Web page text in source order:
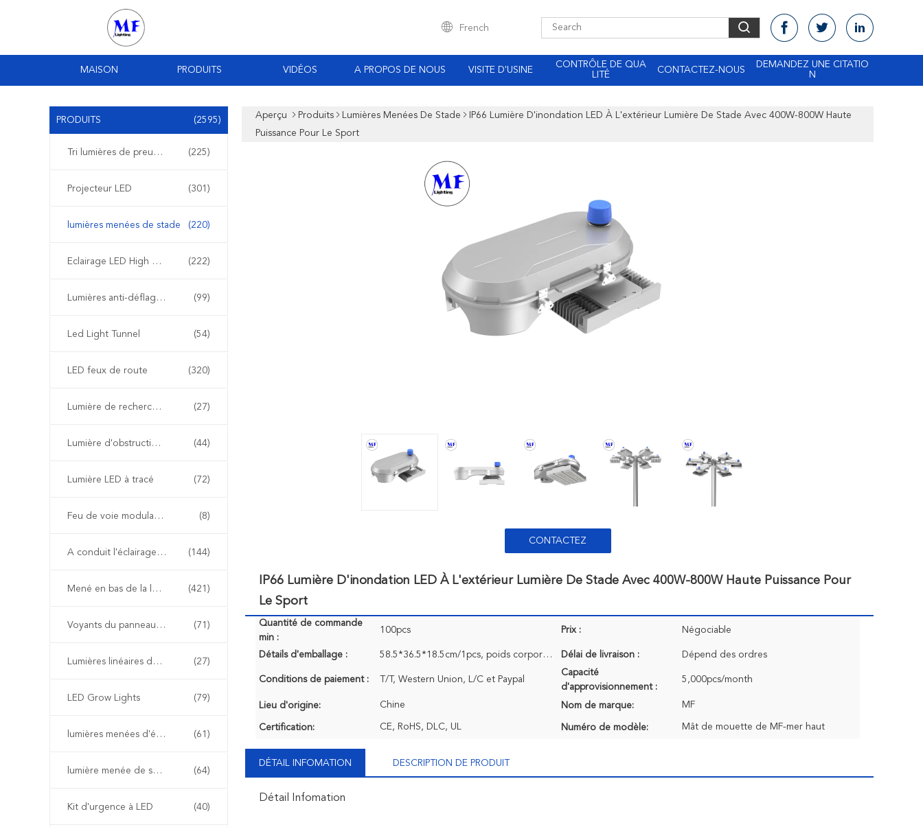
French
MAISON PRODUITS VIDÉOS A PROPOS DE NOUS VISITE D'USINE
CONTRÔLE DE QUA
LITÉ
CONTACTEZ-NOUS
DEMANDEZ UNE CITATIO
N
PRODUITS (2595)
Tri lumières de preuve de LED (225)
Projecteur LED (301)
lumières menées de stade (220)
Eclairage LED High Bay (222)
Lumières anti-déflagrantes de LED (99)
Led Light Tunnel (54)
LED feux de route (320)
Lumière de recherche à LED (27)
Lumière d'obstruction d'aviation de LED (44)
Lumière LED à tracé (72)
Feu de voie modulable (8)
A conduit l'éclairage extérieur paysage (144)
Mené en bas de la lumière (421)
Voyants du panneau de LED (71)
Lumières linéaires de LED (27)
LED Grow Lights (79)
lumières menées d'étape (61)
lumière menée de secours (64)
Kit d'urgence à LED (40)
Aperçu Produits Lumières Menées De Stade
IP66 Lumière D'inondation LED À L'extérieur Lumière De Stade Avec 400W-800W Haute
Puissance Pour Le Sport
CONTACTEZ
IP66 Lumière D'inondation LED À L'extérieur Lumière De Stade Avec 400W-800W Haute Puissance Pour
Le Sport
Quantité de commande
min :
100pcs Prix : Négociable
Détails d'emballage : 58.5*36.5*18.5cm/1pcs, poids corporel: 7,0kg Délai de livraison : Dépend des ordres
Conditions de paiement : T/T, Western Union, L/C et Paypal
Capacité
d'approvisionnement :
5,000pcs/month
Lieu d'origine: Chine Nom de marque: MF
Certification: CE, RoHS, DLC, UL Numéro de modèle: Mât de mouette de MF-mer haut
DÉTAIL INFOMATION DESCRIPTION DE PRODUIT
Détail Infomation